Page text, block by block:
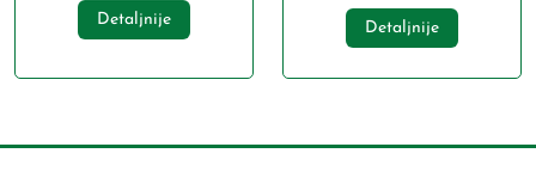
Detaljnije Detaljnije